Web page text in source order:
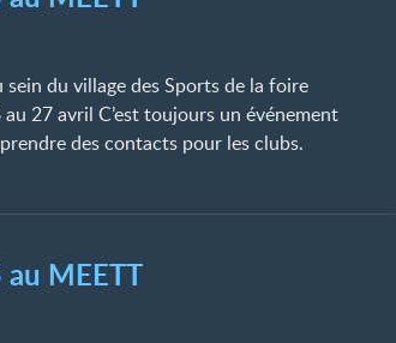
du village des Sports de la foire
27 avril C’est toujours un événement
des contacts pour les clubs.
MEETT